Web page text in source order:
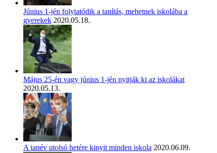
Június 1-jén folytatódik a tanítás, mehetnek iskolába a
gyerekek 2020.05.18.
Május 25-én vagy június 1-jén nyitják ki az iskolákat
2020.05.13.
A tanév utolsó hetére kinyit minden iskola 2020.06.09.